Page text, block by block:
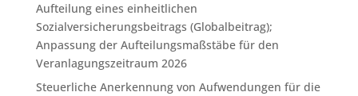
Aufteilung eines einheitlichen
Sozialversicherungsbeitrags (Globalbeitrag);
Anpassung der Aufteilungsmaßstäbe für den
Veranlagungszeitraum 2026
Steuerliche Anerkennung von Aufwendungen für die